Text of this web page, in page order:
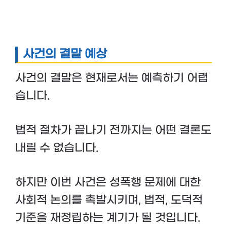
사건의 결말 예상
사건의 결말은 현재로서는 예측하기 어렵
습니다.
법적 절차가 끝나기 전까지는 어떤 결론도
내릴 수 없습니다.
하지만 이번 사건은 성폭행 문제에 대한
사회적 논의를 촉발시키며, 법적, 도덕적
기준을 재정립하는 계기가 될 것입니다.